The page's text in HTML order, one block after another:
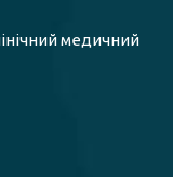
медичний